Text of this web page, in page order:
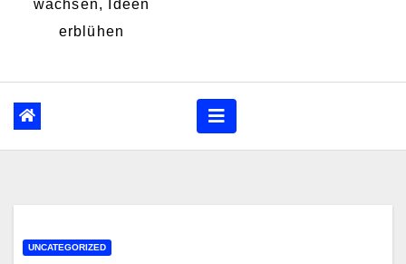
wachsen, Ideen
erblühen
UNCATEGORIZED